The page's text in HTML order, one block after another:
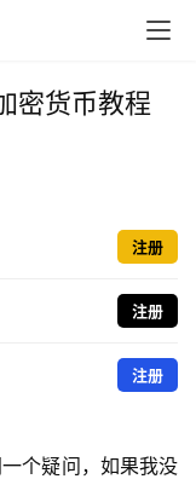
密货币教程
注册
注册
注册
个疑问，如果我没